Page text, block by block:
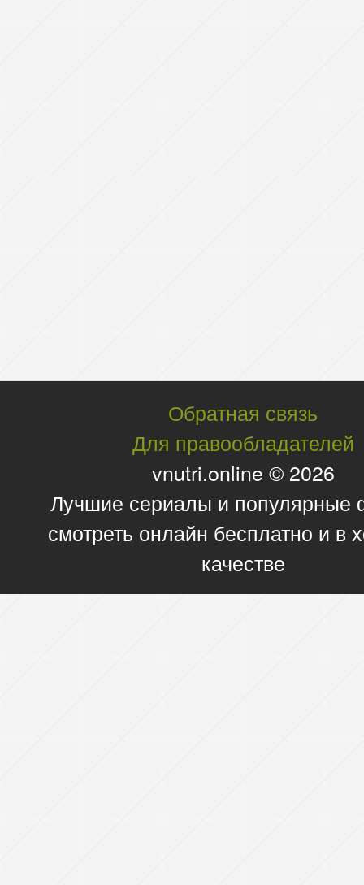
Обратная связь
Для правообладателей
vnutri.online © 2026
Лучшие сериалы и
смотреть онлайн бесплатно и в
качестве